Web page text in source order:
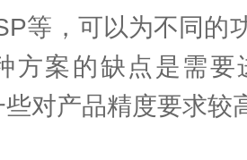
等，可以为不同的
方案的缺点是需要
对产品精度要求较